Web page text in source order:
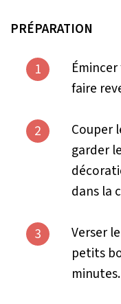
PRÉPARATION
1
faire
2
Couper
garder
dans la
3
Verser
petits
minutes.